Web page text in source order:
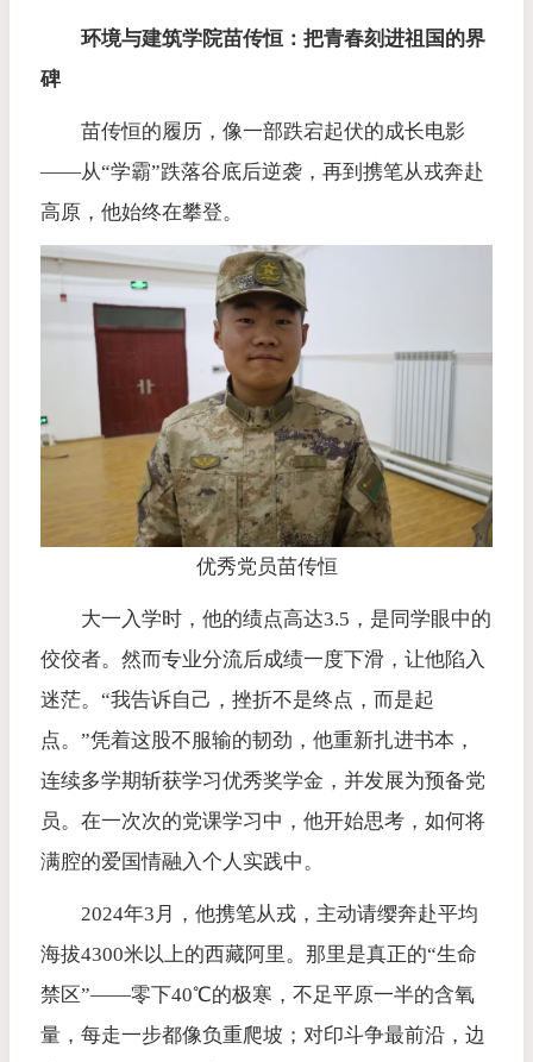
环境与建筑学院苗传恒 ： 把青春刻进祖国的界
碑
苗传恒的履历，像一部跌宕起伏的成长电影
——从“学霸”跌落谷底后逆袭，再到携笔从戎奔赴
高原，他始终在攀登。
优秀党员苗传恒
大一入学时，他的绩点高达3.5，是同学眼中的
佼佼者。然而专业分流后成绩一度下滑，让他陷入
迷茫。“我告诉自己，挫折不是终点，而是起
点。”凭着这股不服输的韧劲，他重新扎进书本，
连续多学期斩获学习优秀奖学金，并发展为预备党
员。在一次次的党课学习中，他开始思考，如何将
满腔的爱国情融入个人实践中。
2024年3月，他携笔从戎，主动请缨奔赴平均
海拔4300米以上的西藏阿里。那里是真正的“生命
禁区”——零下40℃的极寒，不足平原一半的含氧
量，每走一步都像负重爬坡；对印斗争最前沿，边